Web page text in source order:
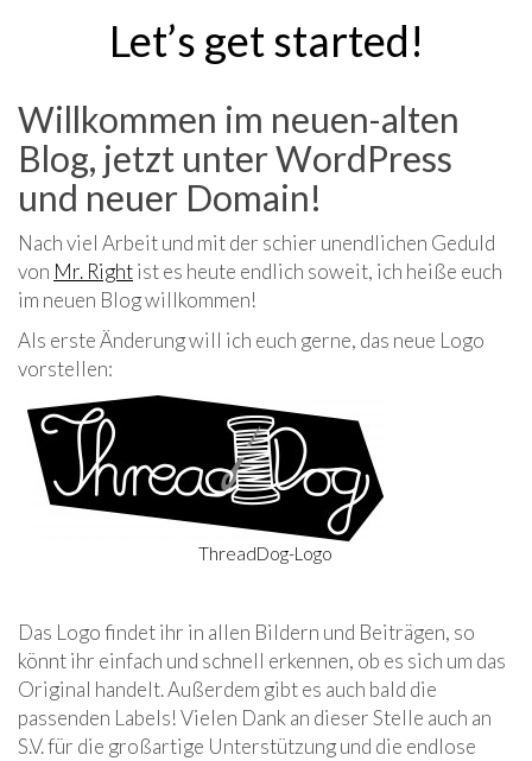
Let’s get started!
Willkommen im neuen-alten
Blog, jetzt unter WordPress
und neuer Domain!
Nach viel Arbeit und mit der schier unendlichen Geduld
von Mr. Rightist es heute endlich soweit, ich heiße euch
im neuen Blog willkommen!
Als erste Änderung will ich euch gerne, das neue Logo
vorstellen:
ThreadDog-Logo
Das Logo findet ihr in allen Bildern und Beiträgen, so
könnt ihr einfach und schnell erkennen, ob es sich um das
Original handelt. Außerdem gibt es auch bald die
passenden Labels! Vielen Dank an dieser Stelle auch an
S.V. für die großartige Unterstützung und die endlose